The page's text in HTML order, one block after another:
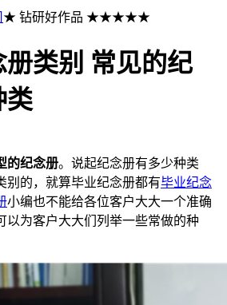
★ 钻研好作品 ★★★★★
类别 常见的纪
类
的纪念册。说起纪念册有多少种类
别的，就算毕业纪念册都有毕业纪念
小编也不能给各位客户大大一个准确
以为客户大大们列举一些常做的种